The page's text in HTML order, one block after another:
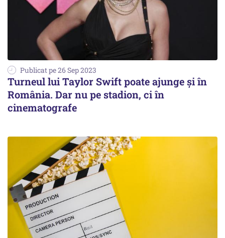
Publicat pe 26 Sep 2023
Turneul lui Taylor Swift poate ajunge și în
România. Dar nu pe stadion, ci în
cinematografe